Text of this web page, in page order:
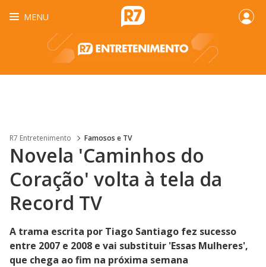
MENU
R7 Entretenimento Famosos e TV
Novela 'Caminhos do
Coração' volta à tela da
Record TV
A trama escrita por Tiago Santiago fez sucesso
entre 2007 e 2008 e vai substituir 'Essas Mulheres',
que chega ao fim na próxima semana